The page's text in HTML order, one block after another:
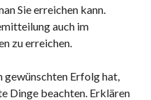
Sie erreichen kann.
auch im
zu erreichen.
Erfolg hat,
Dinge beachten. Erklären